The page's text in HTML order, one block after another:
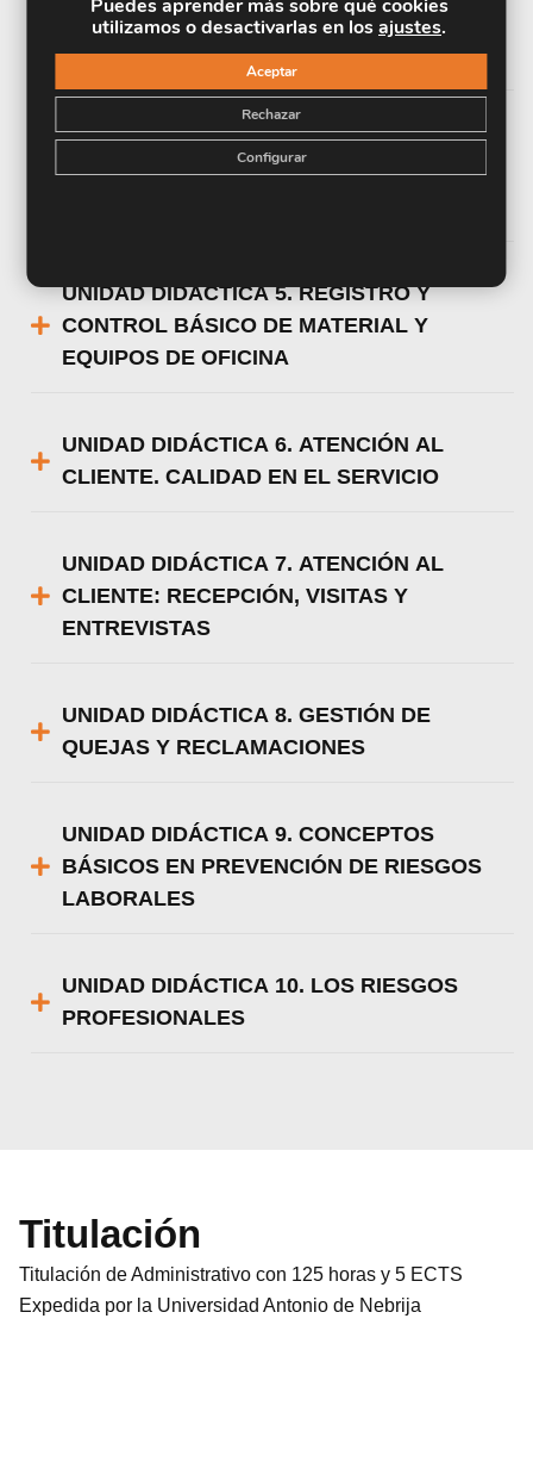
DOCUMENTACIÓN ADMINISTRATIVA
BÁSICA
UNIDAD DIDÁCTICA 4. TRAMITACIÓN DE
OPERACIONES BÁSICAS DE COBROS Y
UNIDAD DIDÁCTICA 5. REGISTRO Y
CONTROL BÁSICO DE MATERIAL Y
EQUIPOS DE OFICINA
UNIDAD DIDÁCTICA 6. ATENCIÓN AL
CLIENTE. CALIDAD EN EL SERVICIO
UNIDAD DIDÁCTICA 7. ATENCIÓN AL
CLIENTE: RECEPCIÓN, VISITAS Y
ENTREVISTAS
UNIDAD DIDÁCTICA 8. GESTIÓN DE
QUEJAS Y RECLAMACIONES
UNIDAD DIDÁCTICA 9. CONCEPTOS
BÁSICOS EN PREVENCIÓN DE RIESGOS
LABORALES
UNIDAD DIDÁCTICA 10. LOS RIESGOS
PROFESIONALES
Titulación
Titulación de Administrativo con 125 horas y 5 ECTS
Expedida por la Universidad Antonio de Nebrija
Puedes aprender más sobre qué cookies
utilizamos o desactivarlas en losajustes.
Aceptar
Rechazar
Configurar